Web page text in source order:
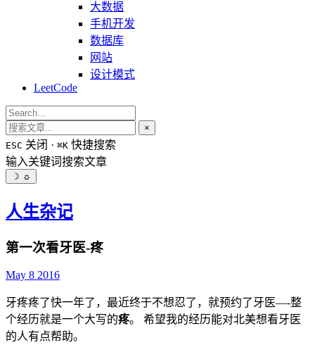
大数据
手机开发
数据库
网站
设计模式
LeetCode
×
ESC 关闭 · ⌘K 快捷搜索
输入关键词搜索文章
☽ ☼
人生杂记
第一次看牙医-疼
May 8 2016
牙疼疼了快一年了，最近终于不想忍了，就预约了牙医—-整
个经历就是一个大写的疼。 希望我的经历能对北美想看牙医
的人有点帮助。